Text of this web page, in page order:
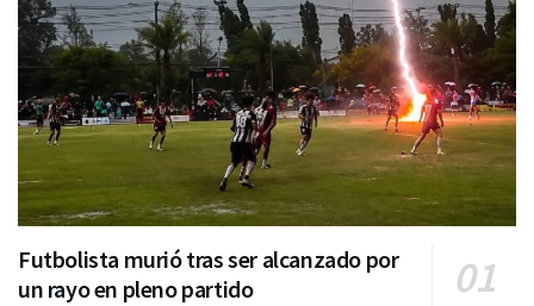
Futbolista murió tras ser alcanzado por
un rayo en pleno partido